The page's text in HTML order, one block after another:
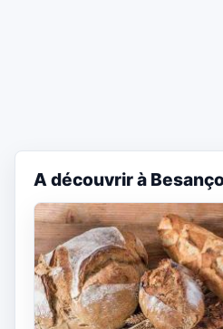
A découvrir à